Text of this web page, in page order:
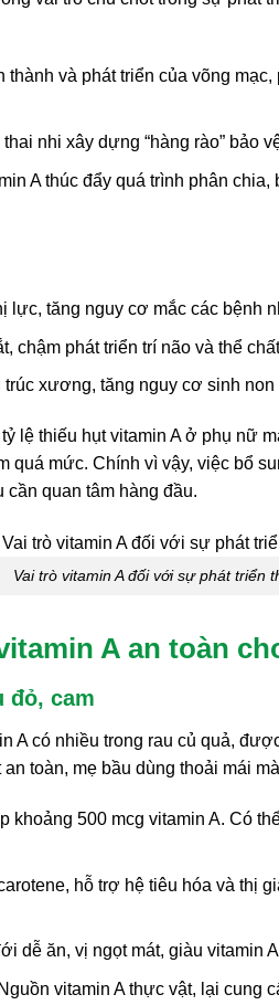
thành và phát triển của võng
thai nhi xây dựng “hàng rào” bảo
A thúc đẩy quá trình phân
lực, tăng nguy cơ mắc các bệnh
chậm phát triển trí não và thể
xương, tăng nguy cơ sinh non
lệ thiếu hụt vitamin A ở phụ nữ
quá mức. Chính vì vậy, việc bổ
quan tâm hàng đầu.
Vai trò vitamin A đối với sự phát triển
A an toàn
đỏ, cam
A có nhiều trong rau củ quả,
toàn, mẹ bầu dùng thoải mái
khoảng 500 mcg vitamin A. Có
hỗ trợ hệ tiêu hóa và thị
dễ ăn, vị ngọt mát, giàu vitamin
Nguồn vitamin A thực vật, lại cung